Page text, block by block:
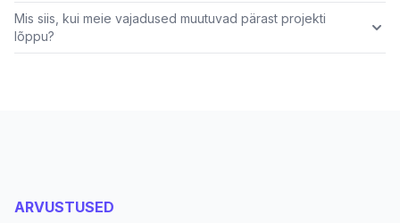
Mis siis, kui meie vajadused muutuvad pärast projekti
lõppu?
ARVUSTUSED